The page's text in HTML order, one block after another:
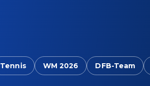
Tennis WM 2026 DFB-Team